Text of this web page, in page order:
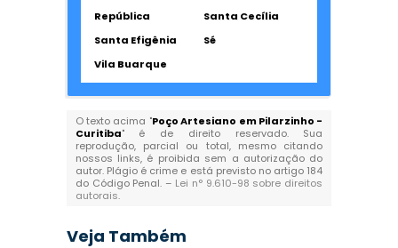
República
Santa Cecília
Santa Efigênia
Sé
Vila Buarque
O texto acima "Poço Artesiano em Pilarzinho -
Curitiba" é de direito reservado. Sua
reprodução, parcial ou total, mesmo citando
nossos links, é proibida sem a autorização do
autor. Plágio é crime e está previsto no artigo 184
do Código Penal. – Lei n° 9.610-98 sobre direitos
autorais.
Veja Também